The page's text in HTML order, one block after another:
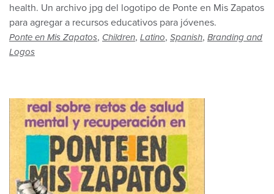
health. Un archivo jpg del logotipo de Ponte en Mis Zapatos
para agregar a recursos educativos para jóvenes.
Ponte en Mis Zapatos, Children, Latino, Spanish, Branding and
Logos